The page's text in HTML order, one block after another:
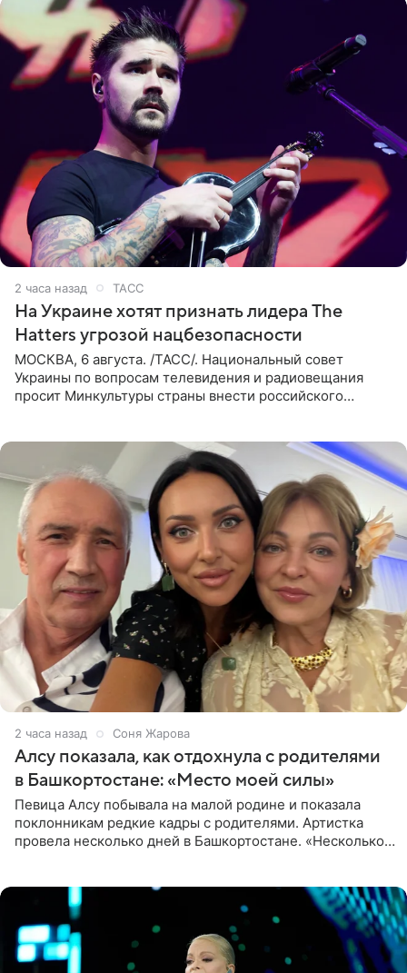
2 часа назад ТАСС
На Украине хотят признать лидера The
Hatters угрозой нацбезопасности
МОСКВА, 6 августа. /ТАСС/. Национальный совет
Украины по вопросам телевидения и радиовещания
просит Минкультуры страны внести российского
2 часа назад Соня Жарова
Алсу показала, как отдохнула с родителями
в Башкортостане: «Место моей силы»
Певица Алсу побывала на малой родине и показала
поклонникам редкие кадры с родителями. Артистка
провела несколько дней в Башкортостане. «Несколько